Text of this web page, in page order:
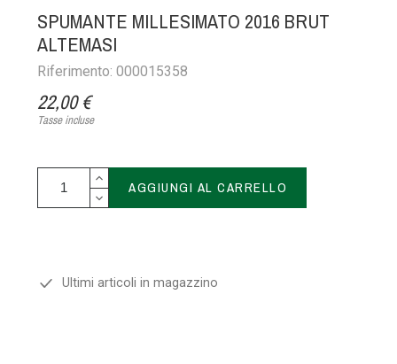
SPUMANTE MILLESIMATO 2016 BRUT
ALTEMASI
Riferimento: 000015358
22,00 €
Tasse incluse
AGGIUNGI AL CARRELLO
Ultimi articoli in magazzino